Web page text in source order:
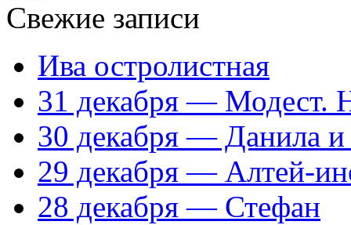
Свежие записи
Ива остролистная
31 декабря — Модест.
30 декабря — Данила
29 декабря — Алтей-
28 декабря — Стефан